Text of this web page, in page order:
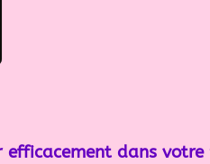
dans votre